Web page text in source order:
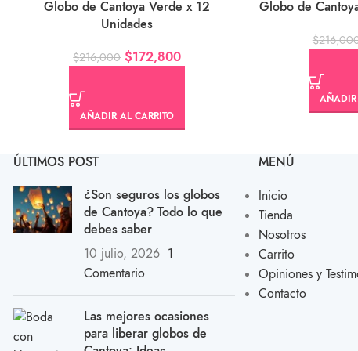
Globo de Cantoya Verde x 12
Unidades
$216,000 $172,800
AÑADIR AL CARRITO
Globo de
$
AÑADIR
ÚLTIMOS POST
¿Son seguros los globos
de Cantoya? Todo lo que
debes saber
10 julio, 2026 1
Comentario
Las mejores ocasiones
para liberar globos de
MENÚ
Inicio
Tienda
Nosotros
Carrito
Opiniones y
Contacto